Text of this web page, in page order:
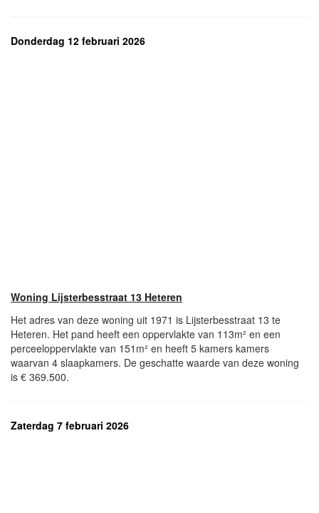
Donderdag 12 februari 2026
Woning Lijsterbesstraat 13 Heteren
Het adres van deze woning uit 1971 is Lijsterbesstraat 13 te
Heteren. Het pand heeft een oppervlakte van 113m² en een
perceeloppervlakte van 151m² en heeft 5 kamers kamers
waarvan 4 slaapkamers. De geschatte waarde van deze woning
is € 369.500.
Zaterdag 7 februari 2026